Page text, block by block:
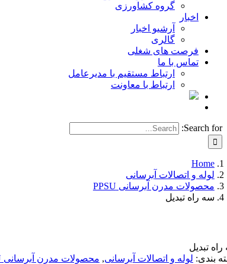
گروه کشاورزی
اخبار
آرشیو اخبار
گالری
فرصت های شغلی
تماس با ما
ارتباط مستقیم با مدیرعامل
ارتباط با معاونت
Search for:
Home
لوله و اتصالات آبرسانی
محصولات مدرن آبرسانی PPSU
سه راه تبدیل
تبدیل
بندی: لوله و اتصالات آبرسانی, محصولات مدرن آبرسانی PPSU